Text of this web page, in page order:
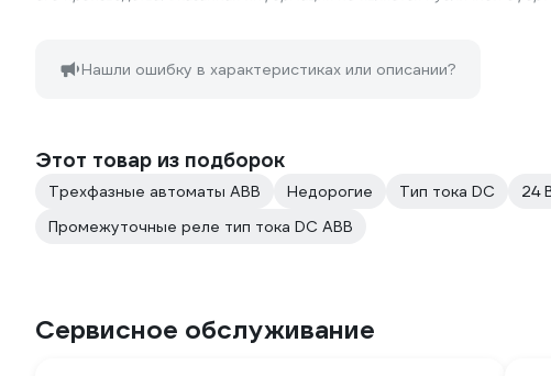
Нашли ошибку в характеристиках или описании?
Этот товар из подборок
Трехфазные автоматы ABB Недорогие Тип тока DC 24
Промежуточные реле тип тока DC ABB
Сервисное обслуживание